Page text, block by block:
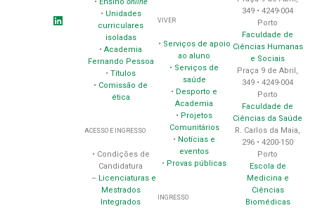
• Unidades
curriculares
isoladas
•Academia
Fernando Pessoa
•Títulos
• Comissão de
ética
ACESSO E INGRESSO
• Condições de
Candidatura
– Licenciaturas e
Mestrados
Integrados
VIVER
• Serviços de apoio
ao aluno
• Serviços de
saúde
• Desporto e
Academia
• Projetos
Comunitários
• Notícias e
eventos
• Provas públicas
INGRESSO
349 • 4249-004
Porto
Faculdade de
Ciências Humanas
e Sociais
Praça 9 de Abril,
349 • 4249-004
Porto
Faculdade de
Ciências da Saúde
R. Carlos da Maia,
296 • 4200-150
Porto
Escola de
Medicina e
Ciências
Biomédicas